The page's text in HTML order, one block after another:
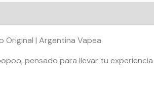
Mini
| Argentina Vapea
pensado para llevar tu